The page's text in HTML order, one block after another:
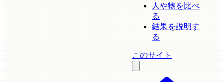
人や物を比べ
る
結果を説明す
る
このサイト